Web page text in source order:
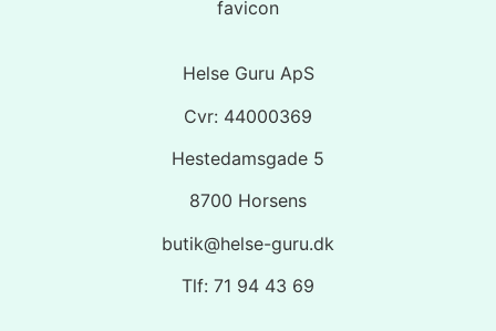
Helse Guru ApS
Cvr: 44000369
Hestedamsgade 5
8700 Horsens
butik@helse-guru.dk
Tlf: 71 94 43 69